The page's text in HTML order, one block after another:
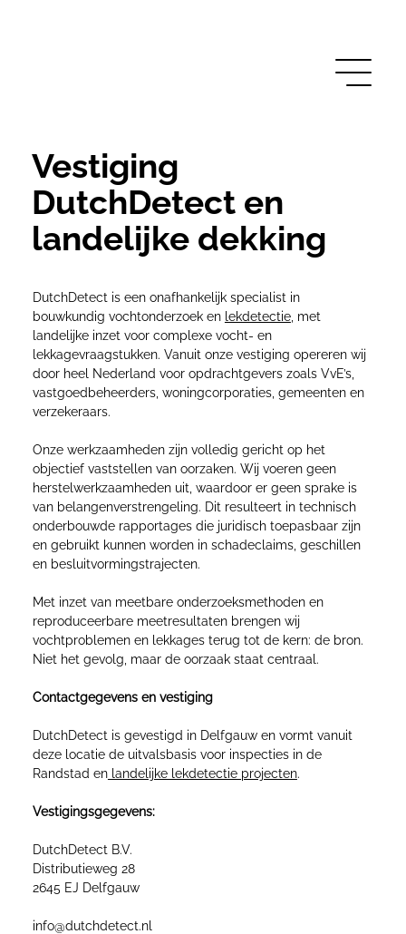
Vestiging
DutchDetect en
landelijke dekking
DutchDetect is een onafhankelijk specialist in
bouwkundig vochtonderzoek en lekdetectie, met
landelijke inzet voor complexe vocht- en
lekkagevraagstukken. Vanuit onze vestiging opereren wij
door heel Nederland voor opdrachtgevers zoals VvE’s,
vastgoedbeheerders, woningcorporaties, gemeenten en
verzekeraars.
Onze werkzaamheden zijn volledig gericht op het
objectief vaststellen van oorzaken. Wij voeren geen
herstelwerkzaamheden uit, waardoor er geen sprake is
van belangenverstrengeling. Dit resulteert in technisch
onderbouwde rapportages die juridisch toepasbaar zijn
en gebruikt kunnen worden in schadeclaims, geschillen
en besluitvormingstrajecten.
Met inzet van meetbare onderzoeksmethoden en
reproduceerbare meetresultaten brengen wij
vochtproblemen en lekkages terug tot de kern: de bron.
Niet het gevolg, maar de oorzaak staat centraal.
Contactgegevens en vestiging
DutchDetect is gevestigd in Delfgauw en vormt vanuit
deze locatie de uitvalsbasis voor inspecties in de
Randstad enlandelijke lekdetectie projecten.
Vestigingsgegevens:
DutchDetect B.V.
Distributieweg 28
2645 EJ Delfgauw
info@dutchdetect.nl